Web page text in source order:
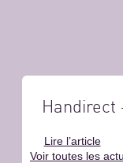
Handirect
Lire l’article
Voir toutes les